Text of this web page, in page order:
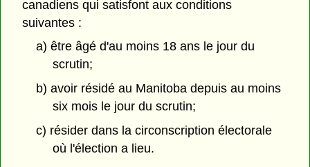
canadiens qui satisfont aux conditions
suivantes :
a) être âgé d'au moins 18 ans le jour du
scrutin;
b) avoir résidé au Manitoba depuis au moins
six mois le jour du scrutin;
c) résider dans la circonscription électorale
où l'élection a lieu.